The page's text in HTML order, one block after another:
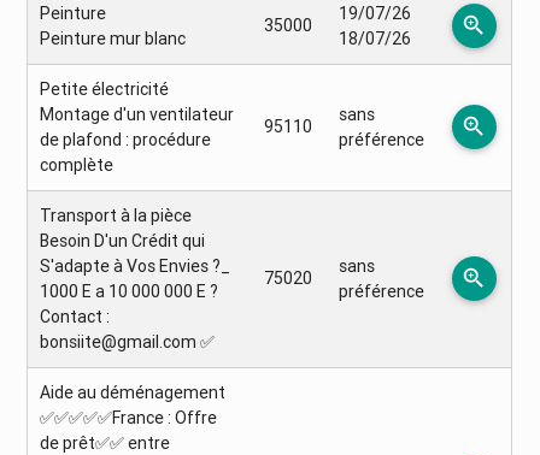
Peinture
Peinture mur blanc
35000
19/07/26
18/07/26
zoom_in
Petite électricité
Montage d'un ventilateur
de plafond : procédure
complète
95110
sans
préférence
zoom_in
Transport à la pièce
Besoin D'un Crédit qui
S'adapte à Vos Envies ?_
1000 E a 10 000 000 E ?
Contact :
bonsiite@gmail.com ✅
75020
sans
préférence
zoom_in
Aide au déménagement
✅✅✅✅✅France : Offre
de prêt✅✅ entre